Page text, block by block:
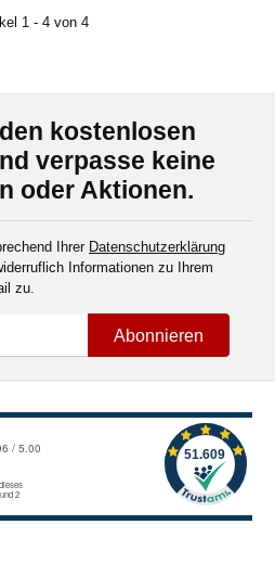
1 - 4 von 4
kostenlosen
verpasse keine
oder Aktionen.
Ihrer Datenschutzerklärung
Informationen zu Ihrem
zu.
Abonnieren